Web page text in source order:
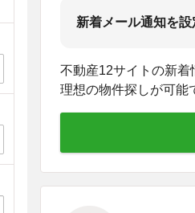
新着メール通知を設
不動産12サイトの新
理想の物件探しが可能